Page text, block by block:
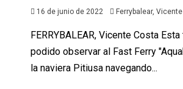
16 de junio de 2022 Ferrybalear,
FERRYBALEAR, Vicente Costa
podido observar al Fast Ferry
la naviera Pitiusa navegando...